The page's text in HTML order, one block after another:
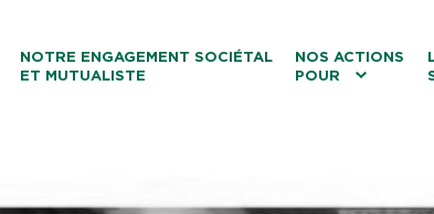
NOTRE ENGAGEMENT SOCIÉTAL
ET MUTUALISTE
NOS ACTIONS
POUR